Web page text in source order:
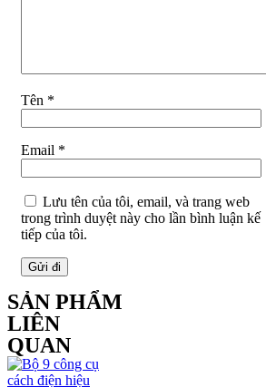
Tên *
Email *
Lưu tên của tôi, email, và trang web
trong trình duyệt này cho lần bình luận kế
tiếp của tôi.
SẢN PHẨM
LIÊN
QUAN